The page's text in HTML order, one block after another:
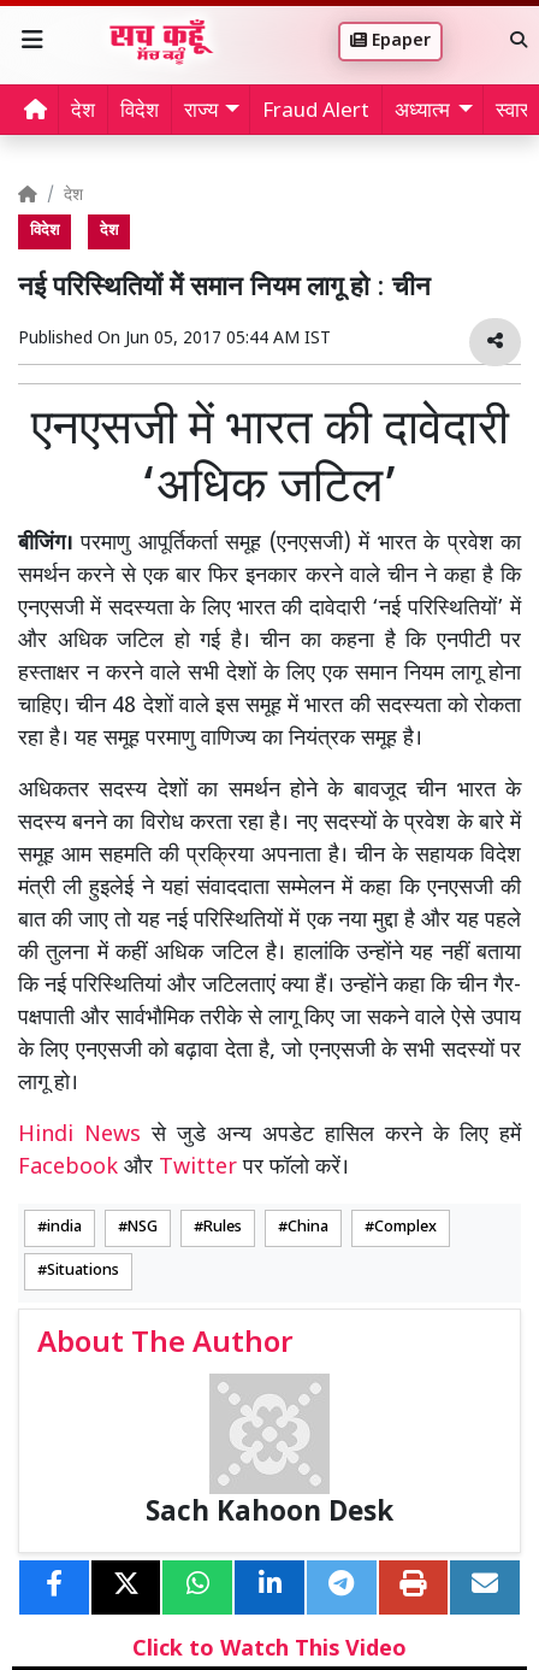
Epaper
देश विदेश राज्य Fraud Alert अध्यात्म
देश
विदेश देश
नई परिस्थितियों मेें समान नियम लागू हो : चीन
Published On Jun 05, 2017 05:44 AM IST
एनएसजी में भारत की दावेदारी
‘अधिक जटिल’
बीजिंग। परमाणु आपूर्तिकर्ता समूह (एनएसजी) में भारत के प्रवेश का
समर्थन करने से एक बार फिर इनकार करने वाले चीन ने कहा है कि
एनएसजी में सदस्यता के लिए भारत की दावेदारी ‘नई परिस्थितियों’ में
और अधिक जटिल हो गई है। चीन का कहना है कि एनपीटी पर
हस्ताक्षर न करने वाले सभी देशों के लिए एक समान नियम लागू होना
चाहिए। चीन 48 देशों वाले इस समूह में भारत की सदस्यता को रोकता
रहा है। यह समूह परमाणु वाणिज्य का नियंत्रक समूह है।
अधिकतर सदस्य देशों का समर्थन होने के बावजूद चीन भारत के
सदस्य बनने का विरोध करता रहा है। नए सदस्यों के प्रवेश के बारे में
समूह आम सहमति की प्रक्रिया अपनाता है। चीन के सहायक विदेश
मंत्री ली हुइलेई ने यहां संवाददाता सम्मेलन में कहा कि एनएसजी की
बात की जाए तो यह नई परिस्थितियों में एक नया मुद्दा है और यह पहले
की तुलना में कहीं अधिक जटिल है। हालांकि उन्होंने यह नहीं बताया
कि नई परिस्थितियां और जटिलताएं क्या हैं। उन्होंने कहा कि चीन गैर-
पक्षपाती और सार्वभौमिक तरीके से लागू किए जा सकने वाले ऐसे उपाय
के लिए एनएसजी को बढ़ावा देता है, जो एनएसजी के सभी सदस्यों पर
लागू हो।
Hindi Newsसे जुडे अन्य अपडेट हासिल करने के लिए हमें
Facebook और Twitterपर फॉलो करें।
india NSG Rules China Complex
Situations
About The Author
Sach Kahoon Desk
Click to Watch This Video